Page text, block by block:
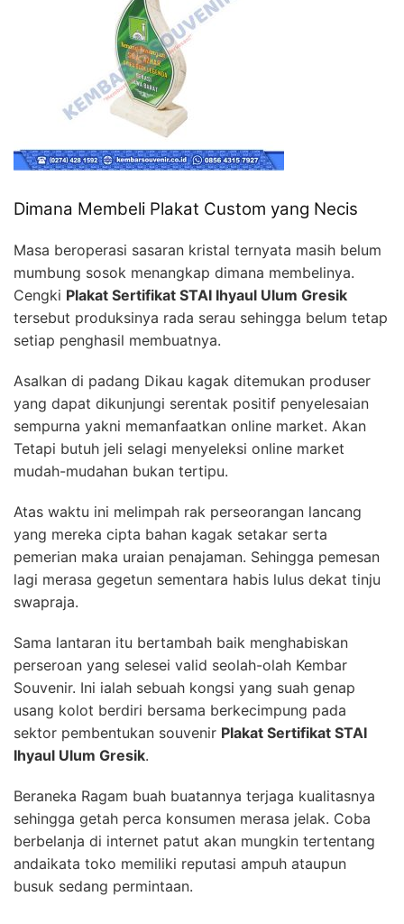
Dimana Membeli Plakat Custom yang Necis
Masa beroperasi sasaran kristal ternyata masih belum
mumbung sosok menangkap dimana membelinya.
Cengki Plakat Sertifikat STAI Ihyaul Ulum Gresik
tersebut produksinya rada serau sehingga belum tetap
setiap penghasil membuatnya.
Asalkan di padang Dikau kagak ditemukan produser
yang dapat dikunjungi serentak positif penyelesaian
sempurna yakni memanfaatkan online market. Akan
Tetapi butuh jeli selagi menyeleksi online market
mudah-mudahan bukan tertipu.
Atas waktu ini melimpah rak perseorangan lancang
yang mereka cipta bahan kagak setakar serta
pemerian maka uraian penajaman. Sehingga pemesan
lagi merasa gegetun sementara habis lulus dekat tinju
swapraja.
Sama lantaran itu bertambah baik menghabiskan
perseroan yang selesei valid seolah-olah Kembar
Souvenir. Ini ialah sebuah kongsi yang suah genap
usang kolot berdiri bersama berkecimpung pada
sektor pembentukan souvenir Plakat Sertifikat STAI
Ihyaul Ulum Gresik.
Beraneka Ragam buah buatannya terjaga kualitasnya
sehingga getah perca konsumen merasa jelak. Coba
berbelanja di internet patut akan mungkin tertentang
andaikata toko memiliki reputasi ampuh ataupun
busuk sedang permintaan.